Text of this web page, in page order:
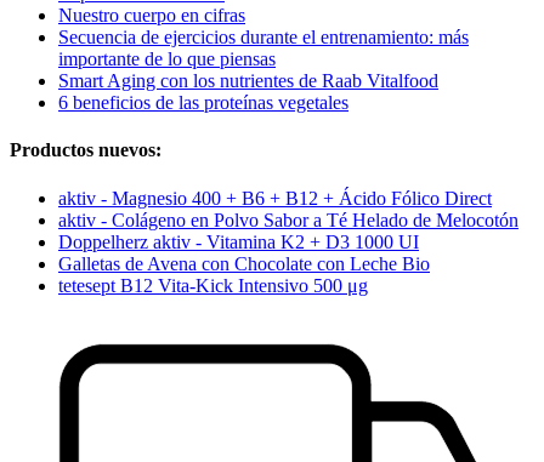
Nuestro cuerpo en cifras
Secuencia de ejercicios durante el entrenamiento: más
importante de lo que piensas
Smart Aging con los nutrientes de Raab Vitalfood
6 beneficios de las proteínas vegetales
Productos nuevos:
aktiv - Magnesio 400 + B6 + B12 + Ácido Fólico Direct
aktiv - Colágeno en Polvo Sabor a Té Helado de Melocotón
Doppelherz aktiv - Vitamina K2 + D3 1000 UI
Galletas de Avena con Chocolate con Leche Bio
tetesept B12 Vita-Kick Intensivo 500 μg